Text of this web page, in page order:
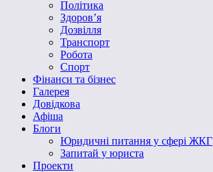
Політика
Здоров’я
Дозвілля
Транспорт
Робота
Спорт
Фінанси та бізнес
Галерея
Довідкова
Афіша
Блоги
Юридичні питання у сфері ЖКГ
Запитай у юриста
Проекти